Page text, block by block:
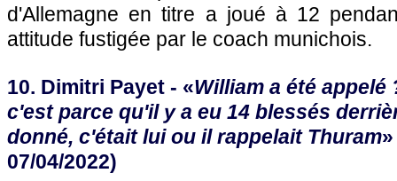
d'Allemagne en titre a joué à 12
attitude fustigée par le coach munichois.
10. Dimitri Payet - «William a été appelé
c'est parce qu'il y a eu 14 blessés
donné, c'était lui ou il rappelait Thuram
07/04/2022)